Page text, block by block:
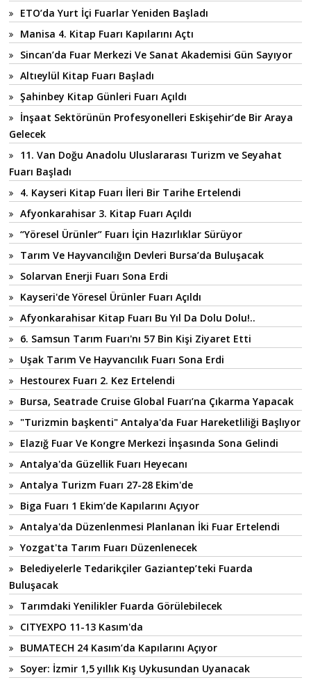
ETO’da Yurt İçi Fuarlar Yeniden Başladı
Manisa 4. Kitap Fuarı Kapılarını Açtı
Sincan’da Fuar Merkezi Ve Sanat Akademisi Gün Sayıyor
Altıeylül Kitap Fuarı Başladı
Şahinbey Kitap Günleri Fuarı Açıldı
İnşaat Sektörünün Profesyonelleri Eskişehir’de Bir Araya
Gelecek
11. Van Doğu Anadolu Uluslararası Turizm ve Seyahat
Fuarı Başladı
4. Kayseri Kitap Fuarı İleri Bir Tarihe Ertelendi
Afyonkarahisar 3. Kitap Fuarı Açıldı
“Yöresel Ürünler” Fuarı İçin Hazırlıklar Sürüyor
Tarım Ve Hayvancılığın Devleri Bursa’da Buluşacak
Solarvan Enerji Fuarı Sona Erdi
Kayseri'de Yöresel Ürünler Fuarı Açıldı
Afyonkarahisar Kitap Fuarı Bu Yıl Da Dolu Dolu!..
6. Samsun Tarım Fuarı'nı 57 Bin Kişi Ziyaret Etti
Uşak Tarım Ve Hayvancılık Fuarı Sona Erdi
Hestourex Fuarı 2. Kez Ertelendi
Bursa, Seatrade Cruise Global Fuarı’na Çıkarma Yapacak
"Turizmin başkenti" Antalya'da Fuar Hareketliliği Başlıyor
Elazığ Fuar Ve Kongre Merkezi İnşasında Sona Gelindi
Antalya'da Güzellik Fuarı Heyecanı
Antalya Turizm Fuarı 27-28 Ekim'de
Biga Fuarı 1 Ekim’de Kapılarını Açıyor
Antalya'da Düzenlenmesi Planlanan İki Fuar Ertelendi
Yozgat'ta Tarım Fuarı Düzenlenecek
Belediyelerle Tedarikçiler Gaziantep’teki Fuarda
Buluşacak
Tarımdaki Yenilikler Fuarda Görülebilecek
CITYEXPO 11-13 Kasım'da
BUMATECH 24 Kasım’da Kapılarını Açıyor
Soyer: İzmir 1,5 yıllık Kış Uykusundan Uyanacak